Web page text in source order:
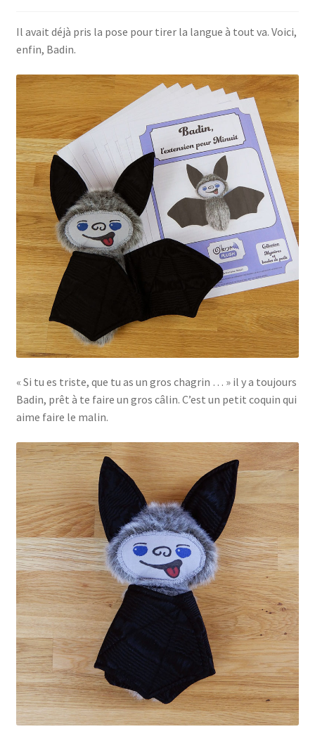
Conditions générales de ventes
F.A.Q.
Mon Compte
Page d’exemple
Panier
Politique de confidentialité
Validation de la commande
Il avait déjà pris la pose pour tirer la langue à tout va. Voici,
enfin, Badin.
« Si tu es triste, que tu as un gros chagrin … » il y a toujours
Badin, prêt à te faire un gros câlin. C’est un petit coquin qui
aime faire le malin.